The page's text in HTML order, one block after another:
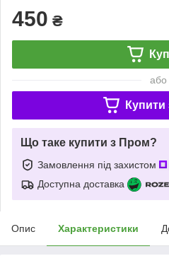
450 ₴
або
Купити
Що таке купити з Пром?
Замовлення під захистом
Доступна доставка
Опис Характеристики